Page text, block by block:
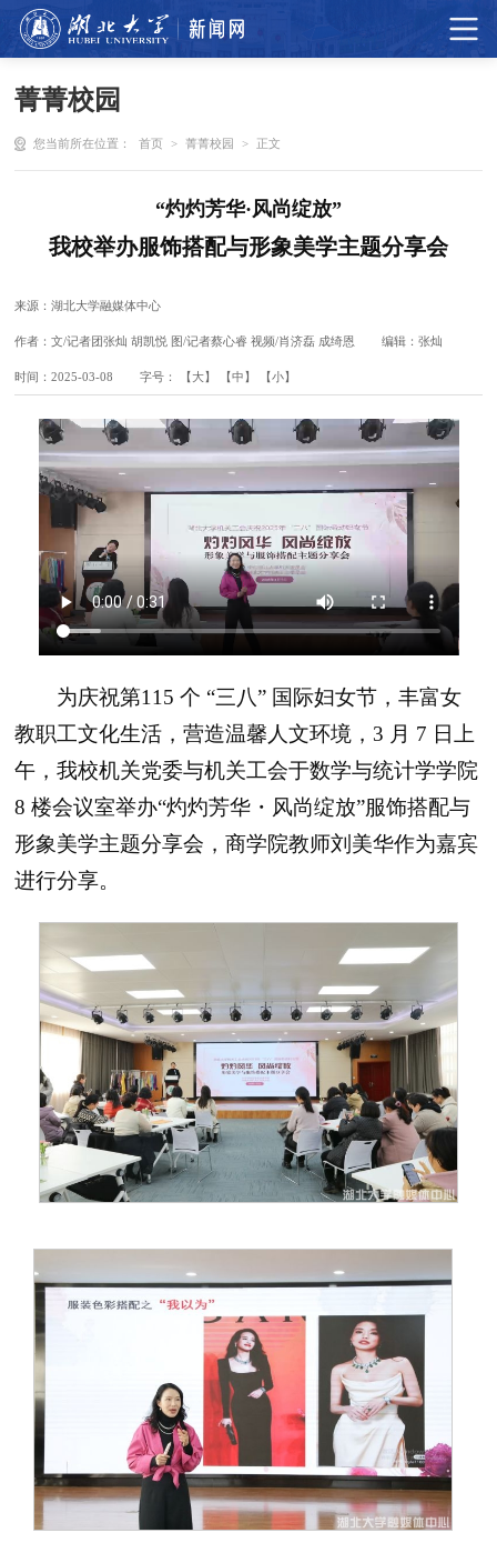
菁菁校园
您当前所在位置： 首页 > 菁菁校园 > 正文
“灼灼芳华·风尚绽放”
我校举办服饰搭配与形象美学主题分享会
来源：湖北大学融媒体中心
作者：文/记者团张灿 胡凯悦 图/记者蔡心睿 视频/肖济磊 成绮恩 编辑：张灿
时间：2025-03-08 字号： 【大】 【中】 【小】
为庆祝第115 个 “三八” 国际妇女节，丰富女
教职工文化生活，营造温馨人文环境，3 月 7 日上
午，我校机关党委与机关工会于数学与统计学学院
8 楼会议室举办“灼灼芳华・风尚绽放”服饰搭配与
形象美学主题分享会，商学院教师刘美华作为嘉宾
进行分享。